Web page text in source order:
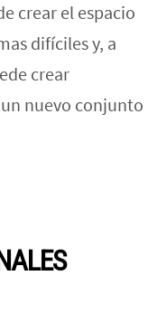
crear el espacio
difíciles y, a
crear
nuevo conjunto